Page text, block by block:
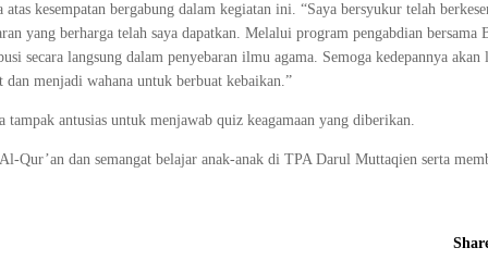
kesempatan bergabung dalam kegiatan ini. “Saya bersyukur telah
yang berharga telah saya dapatkan. Melalui program pengabdian bersama
secara langsung dalam penyebaran ilmu agama. Semoga kedepannya akan
menjadi wahana untuk berbuat kebaikan.”
antusias untuk menjawab quiz keagamaan yang diberikan.
Qur’an dan semangat belajar anak-anak di TPA Darul Muttaqien serta